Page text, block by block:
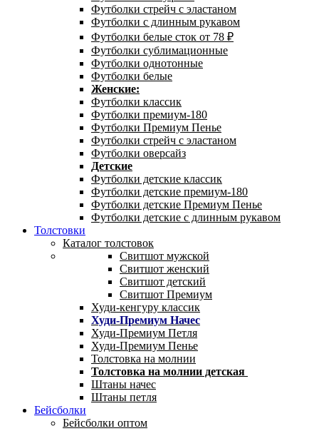
Футболки стрейч с эластаном
Футболки с длинным рукавом
Футболки белые сток от 78 ₽
Футболки сублимационные
Футболки однотонные
Футболки белые
Женские:
Футболки классик
Футболки премиум-180
Футболки Премиум Пенье
Футболки стрейч с эластаном
Футболки оверсайз
Детские
Футболки детские классик
Футболки детские премиум-180
Футболки детские Премиум Пенье
Футболки детские с длинным рукавом
Толстовки
Каталог толстовок
Свитшот мужской
Свитшот женский
Свитшот детский
Свитшот Премиум
Худи-кенгуру классик
Худи-Премиум Начес
Худи-Премиум Петля
Худи-Премиум Пенье
Толстовка на молнии
Толстовка на молнии детская
Штаны начес
Штаны петля
Бейсболки
Бейсболки оптом